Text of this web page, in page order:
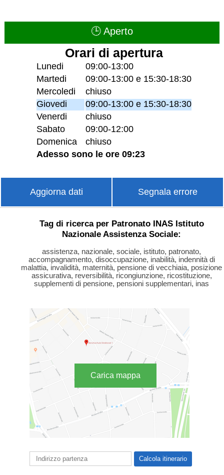
🕒 Aperto
Orari di apertura
Lunedi
09:00-13:00
Martedi
09:00-13:00 e 15:30-18:30
Mercoledi
chiuso
Giovedi
09:00-13:00 e 15:30-18:30
Venerdi
chiuso
Sabato
09:00-12:00
Domenica
chiuso
Adesso sono le ore 09:23
Aggiorna dati Segnala errore
Tag di ricerca per Patronato INAS Istituto
Nazionale Assistenza Sociale:
assistenza, nazionale, sociale, istituto, patronato,
accompagnamento, disoccupazione, inabilità, indennità di
malattia, invalidità, maternità, pensione di vecchiaia, posizione
assicurativa, reversibilità, ricongiunzione, ricostituzione,
supplementi di pensione, pensioni supplementari, inas
Carica mappa